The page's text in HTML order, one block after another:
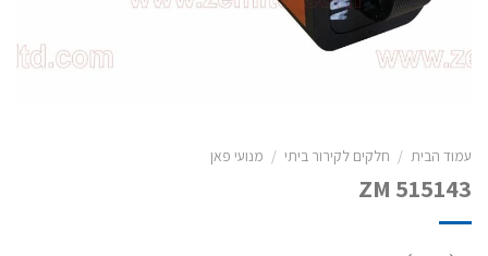
עמוד הבית / חלקים לקירור ביתי / מנועי פאן
ZM 515143